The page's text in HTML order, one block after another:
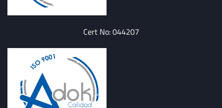
Cert No: 044207